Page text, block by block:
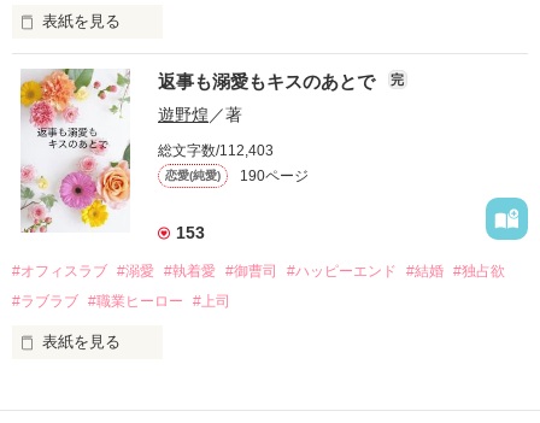
さらに、美桜が初めてだと知った哲平は
『責任をとる、結婚しよう』と真っ直ぐに告げてきた。
戸惑う美桜とは裏腹に、好きという気持ちを隠すことなく
甘やかしてくる。
そんなある日、哲平は美桜がストーカー被害に
遭っていることを知る。
美桜を守るため、哲平は同居を提案してきて――。
夏木美桜(なつきみお)
鳴海哲平 (なるみてっぺい)
表紙を見る
おかしな噂を流されて前の職場でうまくいかなかった梅田美
桜は、海外で傷心旅行をしていたところ、日本人美青年と出会
い、酒の勢いもあり一夜限りの関係となる。
帰国後、美桜は新しい職場でワンナイトした美青年と再会。
なんと彼の正体は、とある財閥御曹司にも関わらず、一族を離
れて起業した新進気鋭の実業家、社内でも冷徹だと評判な社長
――御影恭司その人だったのだ――！
なぜか恭司から飼い猫の世話係を命じられた美桜は、猫の世
の関係となってしまい――？
返事も溺愛もキスのあとで 完
遊野煌／著
総文字数/112,403
恋愛(純愛) 190ページ
153
#オフィスラブ #溺愛 #執着愛 #御曹司 #ハッピーエンド #結婚 #独占欲
#ラブラブ #職業ヒーロー #上司
表紙を見る
ションの企画戦略室で働いている。